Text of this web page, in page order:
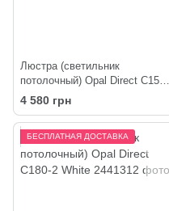
Люстра (светильник
потолочный) Opal Direct C150-
4 White
4 580 грн
БЕСПЛАТНАЯ ДОСТАВКА